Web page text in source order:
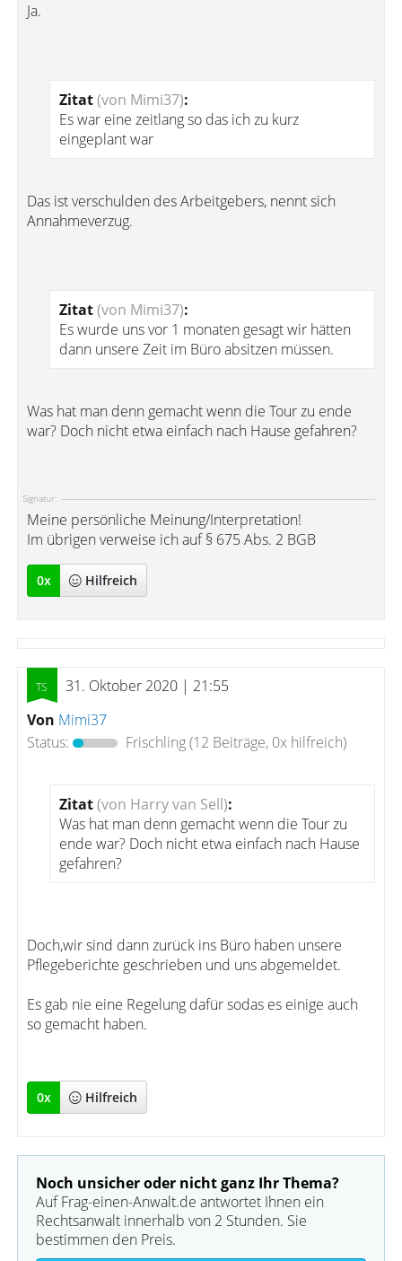
Ja.
Zitat(von Mimi37):
Es war eine zeitlang so das ich zu kurz
eingeplant war
Das ist verschulden des Arbeitgebers, nennt sich
Annahmeverzug.
Zitat(von Mimi37):
Es wurde uns vor 1 monaten gesagt wir hätten
dann unsere Zeit im Büro absitzen müssen.
Was hat man denn gemacht wenn die Tour zu ende
war? Doch nicht etwa einfach nach Hause gefahren?
Signatur:
Meine persönliche Meinung/Interpretation!
Im übrigen verweise ich auf § 675 Abs. 2 BGB
0x Hilfreich
31. Oktober 2020 | 21:55
Von Mimi37
Status:
Frischling(12 Beiträge, 0x hilfreich)
Zitat(von Harry van Sell):
Was hat man denn gemacht wenn die Tour zu
ende war? Doch nicht etwa einfach nach Hause
gefahren?
Doch,wir sind dann zurück ins Büro haben unsere
Pflegeberichte geschrieben und uns abgemeldet.
Es gab nie eine Regelung dafür sodas es einige auch
so gemacht haben.
0x Hilfreich
Noch unsicher oder nicht ganz Ihr Thema?
Auf Frag-einen-Anwalt.de antwortet Ihnen ein
Rechtsanwalt innerhalb von 2 Stunden. Sie
bestimmen den Preis.